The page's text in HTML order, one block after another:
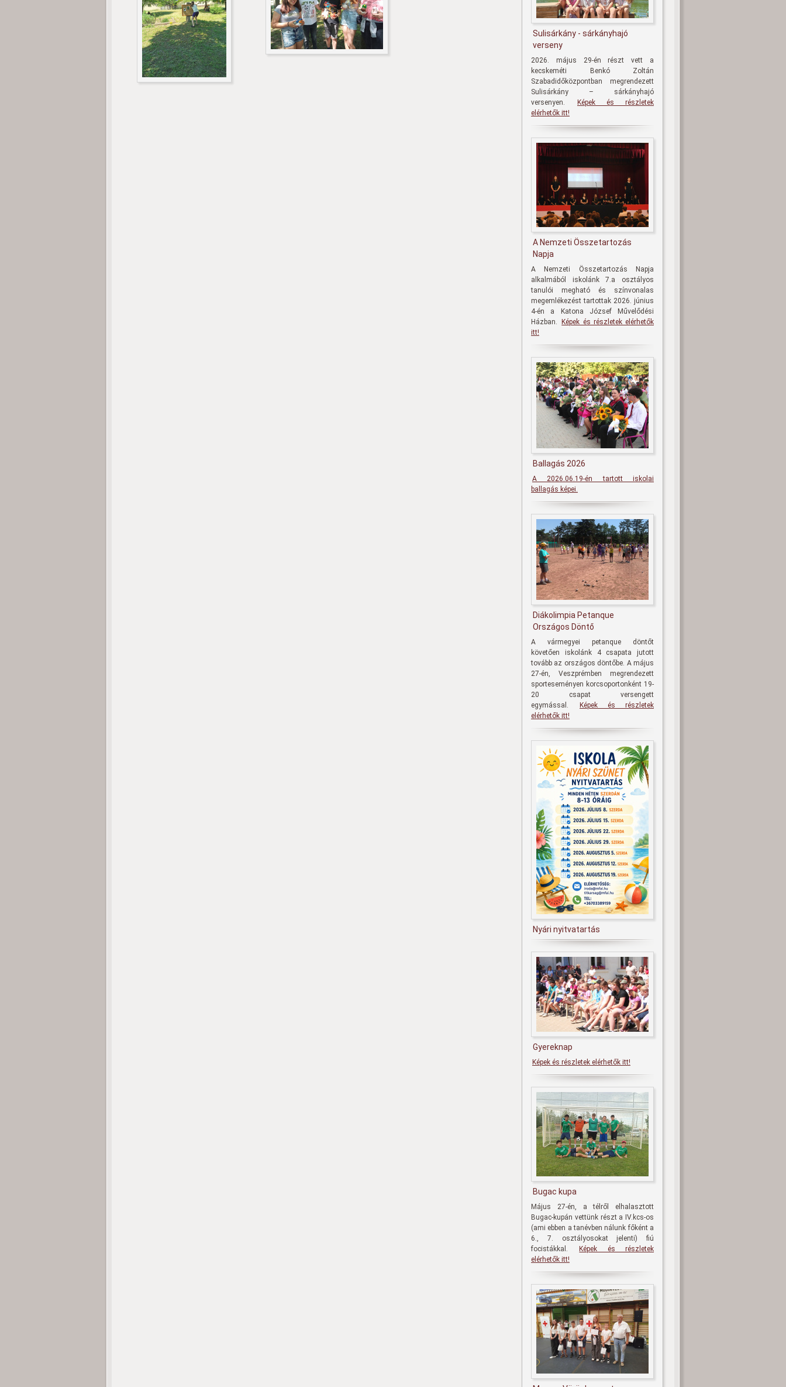
Sulisárkány - sárkányhajó
verseny
2026. május 29-én részt vett a
kecskeméti Benkó Zoltán
Szabadidőközpontban megrendezett
Sulisárkány – sárkányhajó
versenyen.
Képek és részletek
elérhetők itt!
A Nemzeti Összetartozás
Napja
A Nemzeti Összetartozás Napja
alkalmából iskolánk 7.a osztályos
tanulói megható és színvonalas
megemlékezést tartottak 2026. június
4-én a Katona József Művelődési
Házban.
Képek és részletek elérhetők
itt!
Ballagás 2026
A 2026.06.19-én tartott iskolai
ballagás képei.
Diákolimpia Petanque
Országos Döntő
A vármegyei petanque döntőt
követően iskolánk 4 csapata jutott
tovább az országos döntőbe. A május
27-én, Veszprémben megrendezett
sporteseményen korcsoportonként 19-
20 csapat versengett
egymással.
Képek és részletek
elérhetők itt!
Nyári nyitvatartás
Gyereknap
Képek és részletek elérhetők itt!
Bugac kupa
Május 27-én, a télről elhalasztott
Bugac-kupán vettünk részt a IV.kcs-os
(ami ebben a tanévben nálunk főként a
6., 7. osztályosokat jelenti) fiú
focistákkal.
Képek és részletek
elérhetők itt!